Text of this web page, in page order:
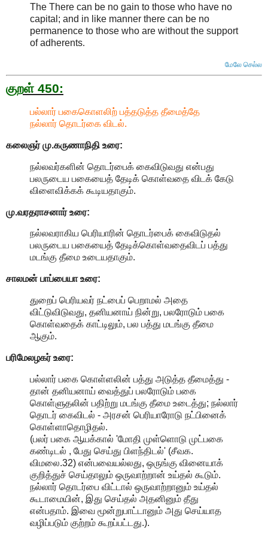
The There can be no gain to those who have no
capital; and in like manner there can be no
permanence to those who are without the support
of adherents.
மேலே செல்ல
குறள் 450:
பல்லார் பகைகொளலிற் பத்தடுத்த தீமைத்தே
நல்லார் தொடர்கை விடல்.
கலைஞர் மு.கருணாநிதி உரை:
நல்லவர்களின் தொடர்பைக் கைவிடுவது என்பது
பலருடைய பகையைத் தேடிக் கொள்வதை விடக் கேடு
விளைவிக்கக் கூடியதாகும்.
மு.வரதராசனார்உரை:
நல்லவராகிய பெரியாரின் தொடர்பைக் கைவிடுதல்
பலருடைய பகையைத் தேடிக்கொள்வதைவிடப் பத்து
மடங்கு தீமை உடையதாகும்.
சாலமன் பாப்பையா உரை:
துறைப் பெரியவர் நட்பைப் பெறாமல் அதை
விட்டுவிடுவது, தனியனாய் நின்று, பலரோடும் பகை
கொள்வதைக் காட்டிலும், பல பத்து மடங்கு தீமை
ஆகும்.
பரிமேலழகர் உரை:
பல்லார் பகை கொள்ளலின் பத்து அடுத்த தீமைத்து -
தான் தனியனாய் வைத்துப் பலரோடும் பகை
கொள்ளுதலின் பதிற்று மடங்கு தீமை உடைத்து; நல்லார்
தொடர் கைவிடல் - அரசன் பெரியாரோடு நட்பினைக்
கொள்ளாதொழிதல்.
(பலர் பகை ஆயக்கால் 'மோதி முள்ளொடு முட்பகை
கண்டிடல் , பேது செய்து பிளந்திடல்' (சீவக.
விமலை.32) என்பவையல்லது, ஒருங்கு வினையாக்
குறித்துச் செய்தாலும் ஒருவாற்றான் உய்தல் கூடும்.
நல்லார் தொடர்பை விட்டால் ஒருவாற்றானும் உய்தல்
கூடாமையின், இது செய்தல் அதனினும் தீது
என்பதாம். இவை மூன்றுபாட்டானும் அது செய்யாத
வழிப்படும் குற்றம் கூறப்பட்டது.).